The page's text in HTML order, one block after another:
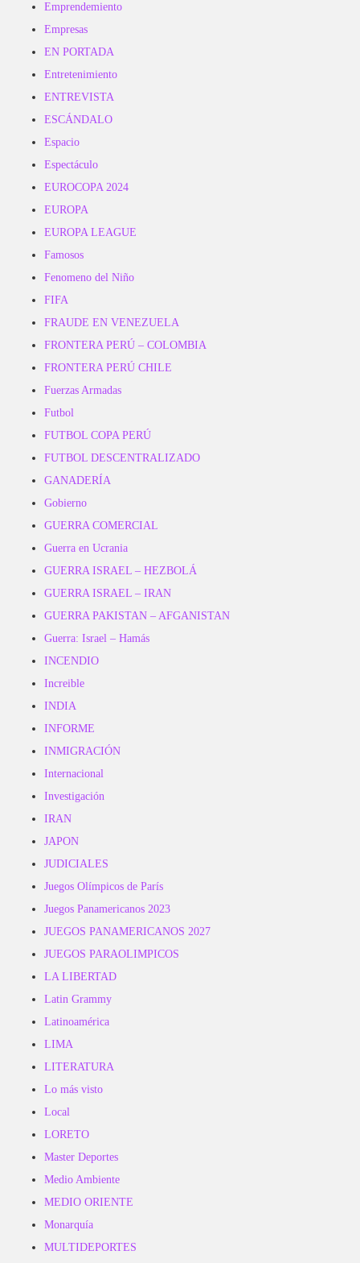
Emprendemiento
Empresas
EN PORTADA
Entretenimiento
ENTREVISTA
ESCÁNDALO
Espacio
Espectáculo
EUROCOPA 2024
EUROPA
EUROPA LEAGUE
Famosos
Fenomeno del Niño
FIFA
FRAUDE EN VENEZUELA
FRONTERA PERÚ – COLOMBIA
FRONTERA PERÚ CHILE
Fuerzas Armadas
Futbol
FUTBOL COPA PERÚ
FUTBOL DESCENTRALIZADO
GANADERÍA
Gobierno
GUERRA COMERCIAL
Guerra en Ucrania
GUERRA ISRAEL – HEZBOLÁ
GUERRA ISRAEL – IRAN
GUERRA PAKISTAN – AFGANISTAN
Guerra: Israel – Hamás
INCENDIO
Increible
INDIA
INFORME
INMIGRACIÓN
Internacional
Investigación
IRAN
JAPON
JUDICIALES
Juegos Olímpicos de París
Juegos Panamericanos 2023
JUEGOS PANAMERICANOS 2027
JUEGOS PARAOLIMPICOS
LA LIBERTAD
Latin Grammy
Latinoamérica
LIMA
LITERATURA
Lo más visto
Local
LORETO
Master Deportes
Medio Ambiente
MEDIO ORIENTE
Monarquía
MULTIDEPORTES